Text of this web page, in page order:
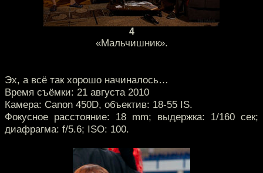
4
«Мальчишник».
Эх, а всё так хорошо начиналось…
Время съёмки: 21 августа 2010
Камера: Canon 450D, объектив: 18-55 IS.
Фокусное расстояние: 18 mm; выдержка: 1/160 сек;
диафрагма: f/5.6; ISO: 100.